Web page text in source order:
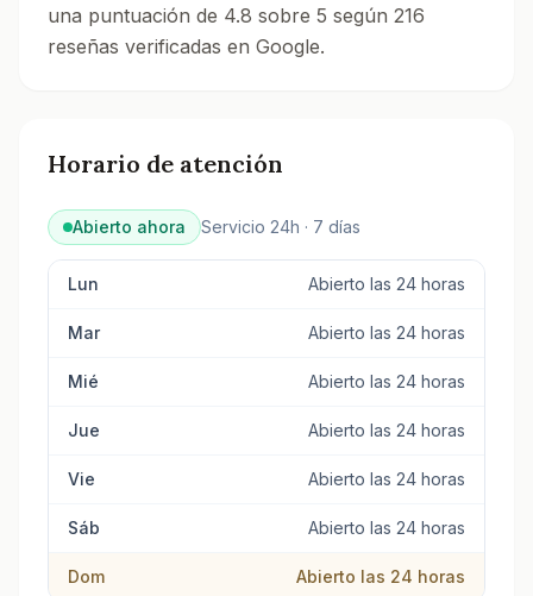
una puntuación de 4.8 sobre 5 según 216
reseñas verificadas en Google.
Horario de atención
Abierto ahora Servicio 24h · 7 días
Lun Abierto las 24 horas
Mar Abierto las 24 horas
Mié Abierto las 24 horas
Jue Abierto las 24 horas
Vie Abierto las 24 horas
Sáb Abierto las 24 horas
Dom Abierto las 24 horas